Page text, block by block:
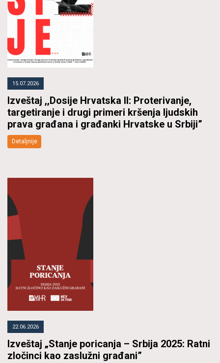
15.07.2026
Izveštaj ,,Dosije Hrvatska II: Proterivanje,
targetiranje i drugi primeri kršenja ljudskih
prava građana i građanki Hrvatske u Srbiji”
Detaljnije
22.06.2026
Izveštaj „Stanje poricanja – Srbija 2025: Ratni
zločinci kao zaslužni građani”